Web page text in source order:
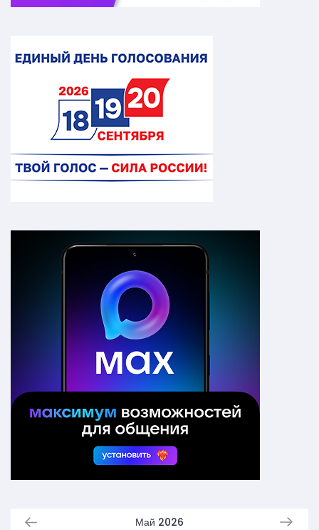
Май 2026